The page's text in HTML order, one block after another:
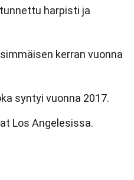
harpisti ja
kerran vuonna
syntyi vuonna 2017.
Los Angelesissa.